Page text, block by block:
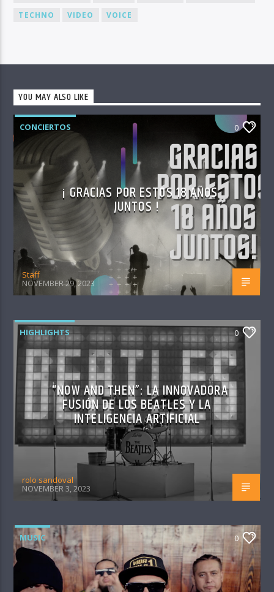
TECHNO
VIDEO VOICE
YOU MAY ALSO LIKE
CONCIERTOS 0
¡ GRACIAS POR ESTOS 18 AÑOS
JUNTOS !
Staff
NOVEMBER 29, 2023
HIGHLIGHTS 0
“NOW AND THEN”: LA INNOVADORA
FUSIÓN DE LOS BEATLES Y LA
INTELIGENCIA ARTIFICIAL
rolo sandoval
NOVEMBER 3, 2023
MUSIC 0